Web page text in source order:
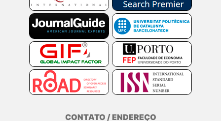
CONTATO / ENDEREÇO